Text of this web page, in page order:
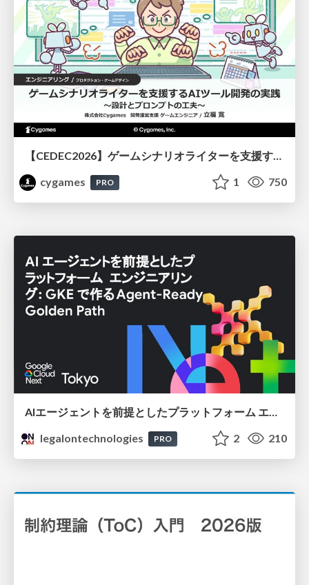
cygames
PRO 1 750
AIエージェントを前提としたプラットフォーム エンジニアリング：GKEで作るAgent-Ready Golden Path
legalontechnologies
PRO 2 210